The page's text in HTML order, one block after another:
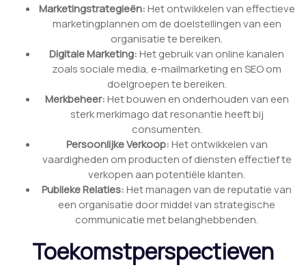
Marketingstrategieën:Het ontwikkelen van effectieve
marketingplannen om de doelstellingen van een
organisatie te bereiken.
Digitale Marketing:Het gebruik van online kanalen
zoals sociale media, e-mailmarketing en SEO om
doelgroepen te bereiken.
Merkbeheer:Het bouwen en onderhouden van een
sterk merkimago dat resonantie heeft bij
consumenten.
Persoonlijke Verkoop:Het ontwikkelen van
vaardigheden om producten of diensten effectief te
verkopen aan potentiële klanten.
Publieke Relaties:Het managen van de reputatie van
een organisatie door middel van strategische
communicatie met belanghebbenden.
Toekomstperspectieven